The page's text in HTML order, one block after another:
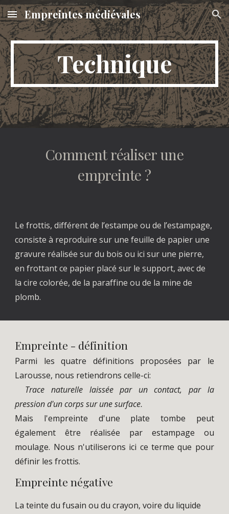
Skip to main content Skip to navigation
Empreintes médiévales
Technique
Comment réaliser une
empreinte ?
Le frottis, différent de l’estampe ou de l’estampage,
consiste à reproduire sur une feuille de papier une
gravure réalisée sur du bois ou ici sur une pierre,
en frottant ce papier placé sur le support, avec de
la cire colorée, de la paraffine ou de la mine de
plomb.
Empreinte - définition
Parmi les quatre définitions proposées par le
Larousse, nous retiendrons celle-ci:
Trace naturelle laissée par un contact, par la
pression d'un corps sur une surface.
Mais l'empreinte d'une plate tombe peut
égalementêtre réalisée par estampage ou
moulage. Nous n'utiliserons ici ce terme que pour
définir les frottis.
Empreinte négative
La teinte du fusain ou du crayon, voire du liquide